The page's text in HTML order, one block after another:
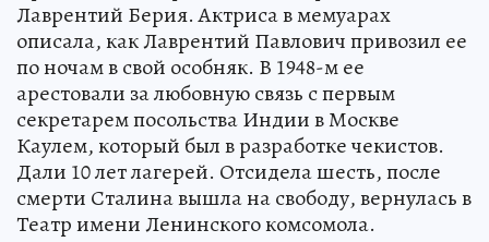
Лаврентий Берия. Актриса в мемуарах
описала, как Лаврентий Павлович привозил ее
по ночам в свой особняк. В 1948-м ее
арестовали за любовную связь с первым
секретарем посольства Индии в Москве
Каулем, который был в разработке чекистов.
Дали 10 лет лагерей. Отсидела шесть, после
смерти Сталина вышла на свободу, вернулась в
Театр имени Ленинского комсомола.